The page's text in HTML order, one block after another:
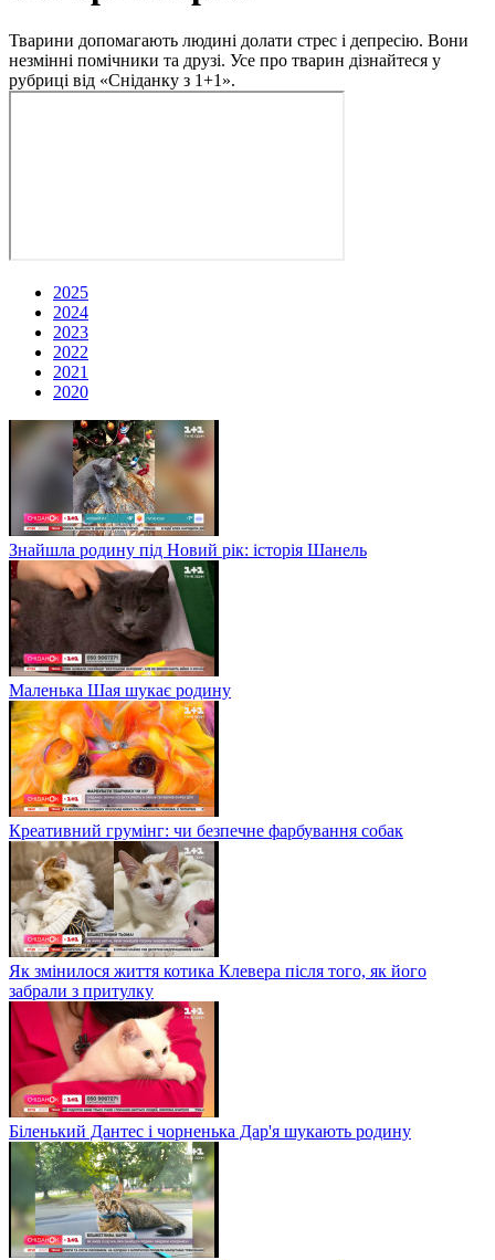
Тварини допомагають людині долати стрес і депресію. Вони
незмінні помічники та друзі. Усе про тварин дізнайтеся у
рубриці від «Сніданку з 1+1».
2025
2024
2023
2022
2021
2020
Знайшла родину під Новий рік: історія Шанель
Маленька Шая шукає родину
Креативний грумінг: чи безпечне фарбування собак
Як змінилося життя котика Клевера після того, як його
забрали з притулку
Біленький Дантес і чорненька Дар'я шукають родину